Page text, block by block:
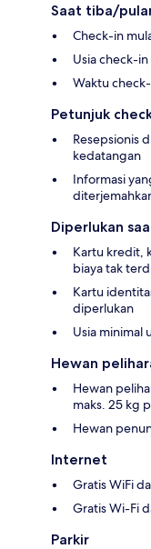
Saat tiba/
Check-in
Usia check-
Waktu
Petunjuk
Resepsionis
kedatangan
Informasi
Diperlukan
Kartu kredit,
biaya tak
Kartu
diperlukan
Usia minimal
Hewan
Hewan
maks. 25 kg
Hewan
Internet
Gratis WiFi
Gratis Wi-Fi
Parkir